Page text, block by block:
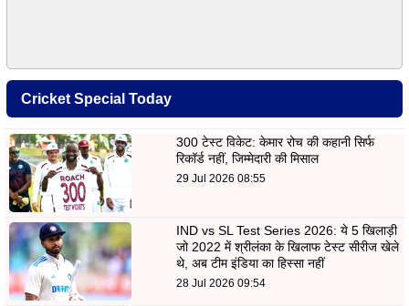
Cricket Special Today
300 टेस्ट विकेट: केमार रोच की कहानी सिर्फ
रिकॉर्ड नहीं, जिम्मेदारी की मिसाल
29 Jul 2026 08:55
IND vs SL Test Series 2026: ये 5 खिलाड़ी
जो 2022 में श्रीलंका के खिलाफ टेस्ट सीरीज खेले
थे, अब टीम इंडिया का हिस्सा नहीं
28 Jul 2026 09:54